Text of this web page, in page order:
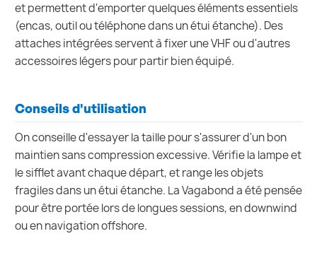
et permettent d'emporter quelques éléments essentiels
(encas, outil ou téléphone dans un étui étanche). Des
attaches intégrées servent à fixer une VHF ou d'autres
accessoires légers pour partir bien équipé.
Conseils d'utilisation
On conseille d'essayer la taille pour s'assurer d'un bon
maintien sans compression excessive. Vérifie la lampe et
le sifflet avant chaque départ, et range les objets
fragiles dans un étui étanche. La Vagabond a été pensée
pour être portée lors de longues sessions, en downwind
ou en navigation offshore.